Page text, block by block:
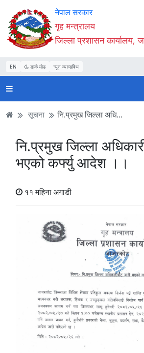
Accessibility
Mode
सुरु
गर्नुहोस्
सामाग्री
पढ्नुहाेस्
नेभिगेसन
पढ्नुहाेस्
वेबसाइट
खोजमा
जानुहोस्
नेपाल सरकार
गृह मन्त्रालय
जिल्ला प्रशासन कार्यालय,
EN डार्क मोड न्यून व्यान्डविथ
सूचना नि.प्रमुख जिल्ला अधि...
नि.प्रमुख जिल्ला
भएको कर्फ्यु आदेश ।।
११ महिना अगाडी